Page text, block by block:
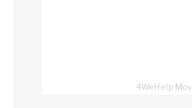
4WeHelp